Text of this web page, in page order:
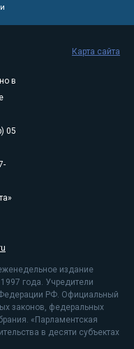
в
05
издание
года. Учредители
РФ. Официальный
законов, федеральных
«Парламентская
в десяти субъектах
Карта сайта